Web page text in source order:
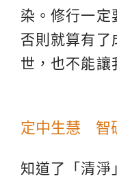
染。修行一定
否則就算有了
世，也不能讓
定中生慧 智
知道了「清淨